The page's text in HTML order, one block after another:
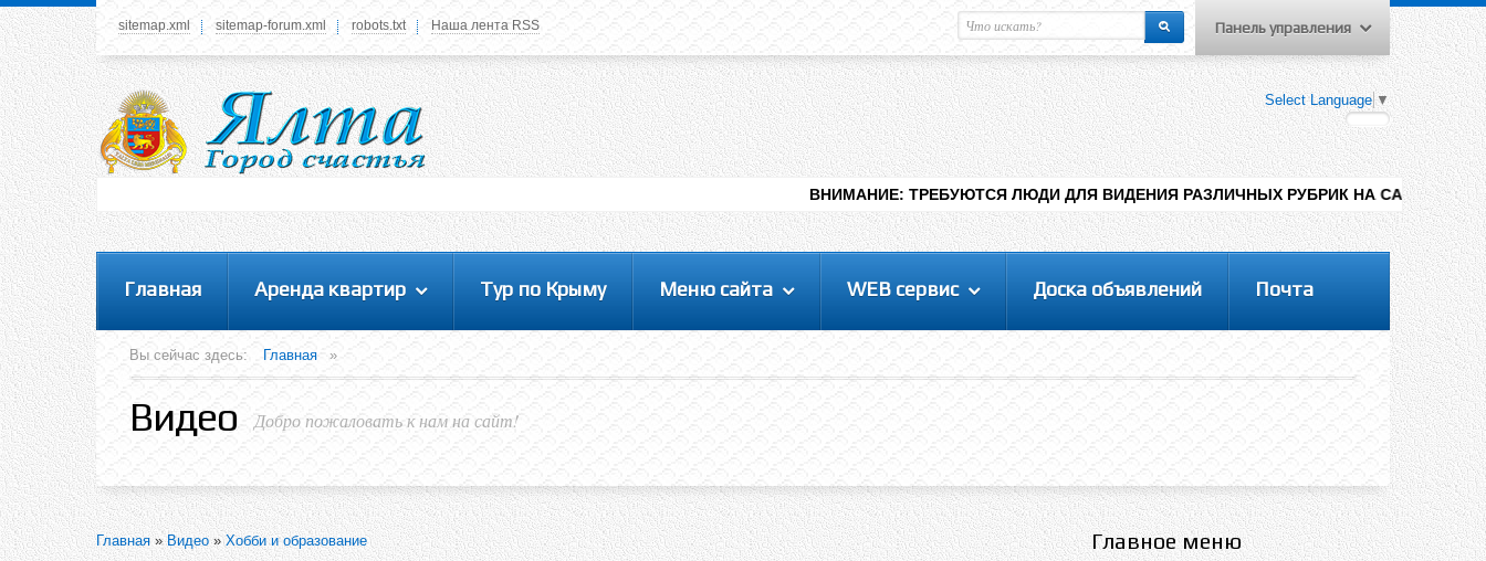
У вас нет прав просматривать данное меню,
пожалуйста, войдите на сайт под своим
логином или зарегестрируйтесь! Это позволит
вам пользоваться всеми функциями нашего
Здравствуйте уважаемыйГость. Чтобы
пользоваться данной панелью
управления, вам необходимо
авторизоваться на сайте под своим
логином, либо пройти регистрацию.
Меню пользователя
Вход на сайт
Регистрация
Панель управления
sitemap.xml sitemap-forum.xml robots.txt Наша лента RSS
Select Language ▼
ВНИМАНИЕ: ТРЕБУЮТСЯ ЛЮДИ ДЛЯ ВИДЕНИЯ РАЗЛИЧНЫХ РУБРИК НА САЙТЕ , ДОБАВЛЕНИЯ
Главная Аренда квартир Тур по Крыму Меню сайта WEB сервис Доска объявлений Почта
Вы сейчас здесь: Главная »
Видео Добро пожаловать к нам на сайт!
Главная»Видео»Хобби и образование Главное меню